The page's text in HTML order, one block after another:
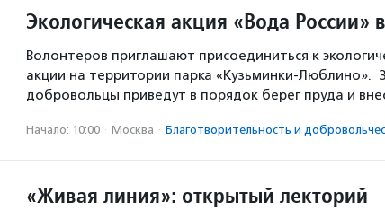
Экологическая акция «Вода России»
Волонтеров приглашают присоединиться к
акции на территории парка «Кузьминки-Люблино».
добровольцы приведут в порядок берег пруда и
Начало: 10:00 · Москва · Благотвори­тель­ность и
«Живая линия»: открытый лекторий